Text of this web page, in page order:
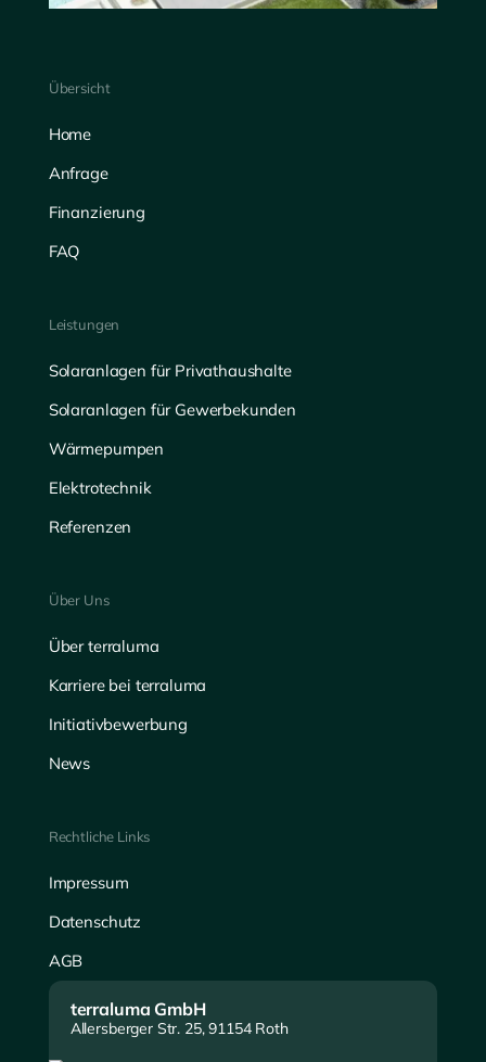
Übersicht
Home
Anfrage
Finanzierung
FAQ
Leistungen
Solaranlagen für Privathaushalte
Solaranlagen für Gewerbekunden
Wärmepumpen
Elektrotechnik
Referenzen
Über Uns
Über terraluma
Karriere bei terraluma
Initiativbewerbung
News
Rechtliche Links
Impressum
Datenschutz
AGB
terraluma GmbH
Allersberger Str. 25, 91154 Roth